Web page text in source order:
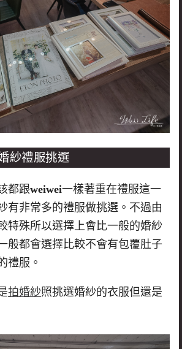
紗禮服挑選
都跟weiwei一樣著重在禮服這一
有非常多的禮服做挑選。不過由
特殊所以選擇上會比一般的婚紗
般都會選擇比較不會有包覆肚子
禮服。
拍婚紗照挑選婚紗的衣服但還是